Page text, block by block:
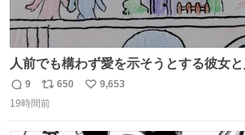
人前でも構わず愛を示そうとする彼女
いけど彼女を死ぬほど愛している彼氏 同
返
信
9
リ
ポ
650
い
9,653
19時間前